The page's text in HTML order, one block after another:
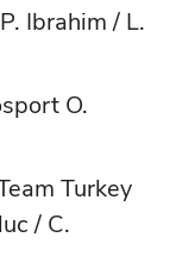
Ibrahim / L.
O.
Turkey
/ C.